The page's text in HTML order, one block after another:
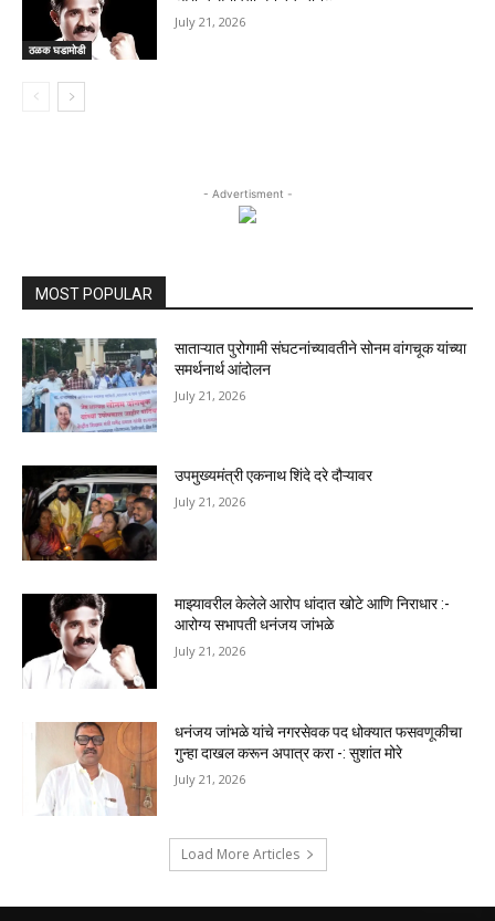
ठळक घडामोडी
July 21, 2026
- Advertisment -
MOST POPULAR
साताऱ्यात पुरोगामी संघटनांच्यावतीने सोनम वांगचूक यांच्या
समर्थनार्थ आंदोलन
July 21, 2026
उपमुख्यमंत्री एकनाथ शिंदे दरे दौऱ्यावर
July 21, 2026
माझ्यावरील केलेले आरोप धांदात खोटे आणि निराधार :-
आरोग्य सभापती धनंजय जांभळे
July 21, 2026
धनंजय जांभळे यांचे नगरसेवक पद धोक्यात फसवणूकीचा
गुन्हा दाखल करून अपात्र करा -: सुशांत मोरे
July 21, 2026
Load More Articles